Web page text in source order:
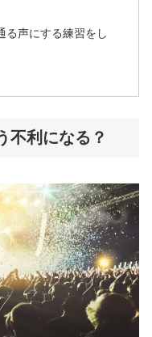
る声にする練習をし
不利になる？